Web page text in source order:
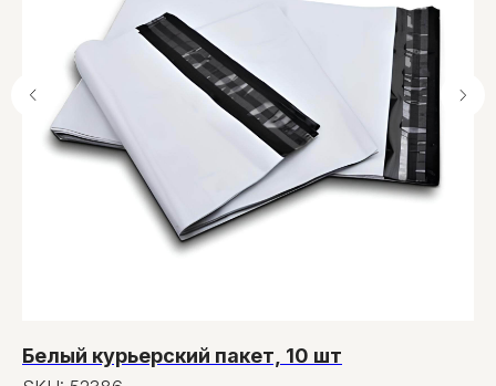
Белый курьерский пакет, 10 шт